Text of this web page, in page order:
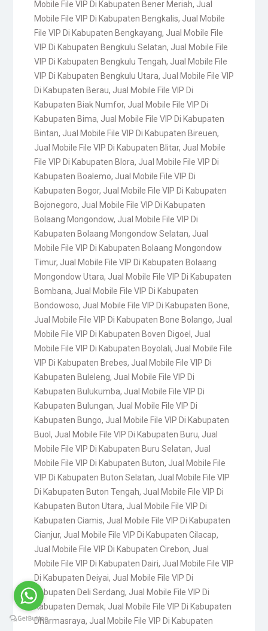
Mobile File VIP Di Kabupaten Bener Meriah, Jual
Mobile File VIP Di Kabupaten Bengkalis, Jual Mobile
File VIP Di Kabupaten Bengkayang, Jual Mobile File
VIP Di Kabupaten Bengkulu Selatan, Jual Mobile File
VIP Di Kabupaten Bengkulu Tengah, Jual Mobile File
VIP Di Kabupaten Bengkulu Utara, Jual Mobile File VIP
Di Kabupaten Berau, Jual Mobile File VIP Di
Kabupaten Biak Numfor, Jual Mobile File VIP Di
Kabupaten Bima, Jual Mobile File VIP Di Kabupaten
Bintan, Jual Mobile File VIP Di Kabupaten Bireuen,
Jual Mobile File VIP Di Kabupaten Blitar, Jual Mobile
File VIP Di Kabupaten Blora, Jual Mobile File VIP Di
Kabupaten Boalemo, Jual Mobile File VIP Di
Kabupaten Bogor, Jual Mobile File VIP Di Kabupaten
Bojonegoro, Jual Mobile File VIP Di Kabupaten
Bolaang Mongondow, Jual Mobile File VIP Di
Kabupaten Bolaang Mongondow Selatan, Jual
Mobile File VIP Di Kabupaten Bolaang Mongondow
Timur, Jual Mobile File VIP Di Kabupaten Bolaang
Mongondow Utara, Jual Mobile File VIP Di Kabupaten
Bombana, Jual Mobile File VIP Di Kabupaten
Bondowoso, Jual Mobile File VIP Di Kabupaten Bone,
Jual Mobile File VIP Di Kabupaten Bone Bolango, Jual
Mobile File VIP Di Kabupaten Boven Digoel , Jual
Mobile File VIP Di Kabupaten Boyolali, Jual Mobile File
VIP Di Kabupaten Brebes, Jual Mobile File VIP Di
Kabupaten Buleleng, Jual Mobile File VIP Di
Kabupaten Bulukumba, Jual Mobile File VIP Di
Kabupaten Bulungan, Jual Mobile File VIP Di
Kabupaten Bungo, Jual Mobile File VIP Di Kabupaten
Buol , Jual Mobile File VIP Di Kabupaten Buru, Jual
Mobile File VIP Di Kabupaten Buru Selatan, Jual
Mobile File VIP Di Kabupaten Buton, Jual Mobile File
VIP Di Kabupaten Buton Selatan, Jual Mobile File VIP
Di Kabupaten Buton Tengah, Jual Mobile File VIP Di
Kabupaten Buton Utara, Jual Mobile File VIP Di
Kabupaten Ciamis, Jual Mobile File VIP Di Kabupaten
Cianjur, Jual Mobile File VIP Di Kabupaten Cilacap,
Jual Mobile File VIP Di Kabupaten Cirebon, Jual
Mobile File VIP Di Kabupaten Dairi, Jual Mobile File VIP
Di Kabupaten Deiyai, Jual Mobile File VIP Di
Kabupaten Deli Serdang, Jual Mobile File VIP Di
Kabupaten Demak, Jual Mobile File VIP Di Kabupaten
Dharmasraya, Jual Mobile File VIP Di Kabupaten